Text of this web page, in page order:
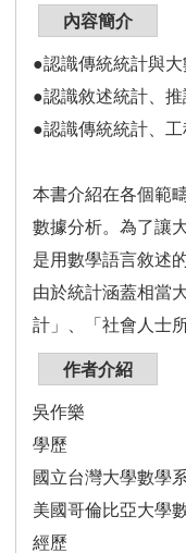
內容簡介
●認識傳統統計與大
●認識敘述統計、
●認識傳統統計、
本書介紹在各個範
數據分析。為了讓
是用數學語言敘述
由於統計涵蓋相當
計」、「社會人士
作者介紹
吳作樂
學歷
國立台灣大學數學
美國哥倫比亞大學
經歷